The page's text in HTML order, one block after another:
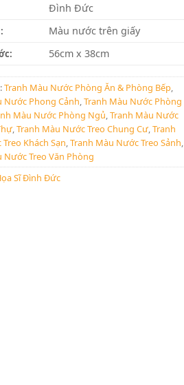
Đình Đức
Màu nước trên giấy
56cm x 38cm
Tranh Màu Nước Phòng Ăn & Phòng Bếp,
Nước Phong Cảnh,Tranh Màu Nước Phòng
Màu Nước Phòng Ngủ,Tranh Màu Nước
,Tranh Màu Nước Treo Chung Cư,Tranh
Khách Sạn,Tranh Màu Nước Treo Sảnh,
Nước Treo Văn Phòng
Sĩ Đình Đức